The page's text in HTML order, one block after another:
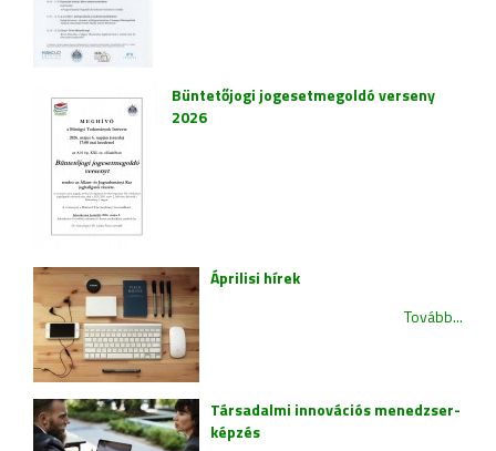
Büntetőjogi jogesetmegoldó verseny
2026
Áprilisi hírek
Tovább...
Társadalmi innovációs menedzser-
képzés